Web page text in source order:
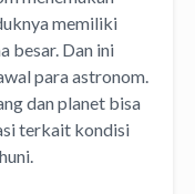
memiliki
besar. Dan ini
para astronom.
dan planet bisa
terkait kondisi